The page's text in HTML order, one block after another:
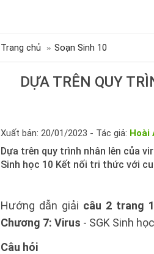
Trang chủ Soạn Sinh 10
DỰA TRÊN QUY
Xuất bản: 20/01/2023 - Tác giả: Hoài
Dựa trên quy trình nhân lên của
Sinh học 10 Kết nối tri thức với
Hướng dẫn giải câu 2 trang
Chương 7: Virus - SGK Sinh
Câu hỏi